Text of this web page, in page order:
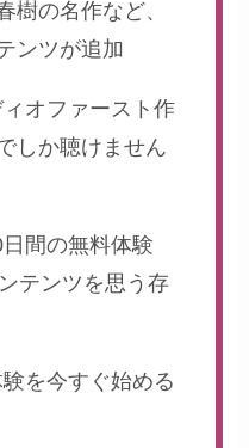
樹の名作など、
ンツが追加
オファースト作
しか聴けません
間の無料体験
テンツを思う存
を今すぐ始める